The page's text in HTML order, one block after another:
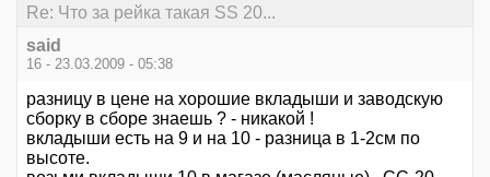
Re: Что за рейка такая SS 20...
said
16 - 23.03.2009 - 05:38
разницу в цене на хорошие вкладыши и заводскую
сборку в сборе знаешь ? - никакой !
вкладыши есть на 9 и на 10 - разница в 1-2см по
высоте.